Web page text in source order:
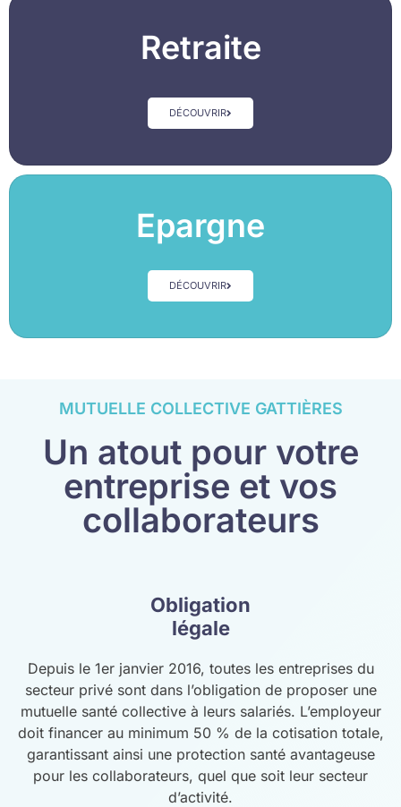
Retraite
DÉCOUVRIR
Epargne
DÉCOUVRIR
MUTUELLE COLLECTIVE GATTIÈRES
Un atout pour votre
entreprise et vos
collaborateurs
Obligation
légale
Depuis le 1er janvier 2016, toutes les entreprises du
secteur privé sont dans l’obligation de proposer une
mutuelle santé collective à leurs salariés. L’employeur
doit financer au minimum 50 % de la cotisation totale,
garantissant ainsi une protection santé avantageuse
pour les collaborateurs, quel que soit leur secteur
d’activité.